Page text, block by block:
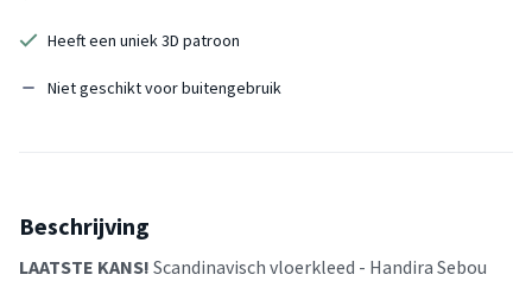
Heeft een uniek 3D patroon
Niet geschikt voor buitengebruik
Beschrijving
LAATSTE KANS! Scandinavisch vloerkleed - Handira Sebou